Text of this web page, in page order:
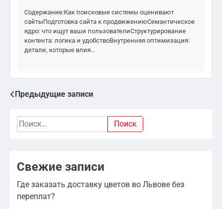
Содержание:Как поисковые системы оценивают
сайтыПодготовка сайта к продвижениюСемантическое
ядро: что ищут ваши пользователиСтруктурирование
контента: логика и удобствоВнутренняя оптимизация:
детали, которые влия…
Навигация
по
записям
Предыдущие записи
Найти:
Свежие записи
Где заказать доставку цветов во Львове без
переплат?